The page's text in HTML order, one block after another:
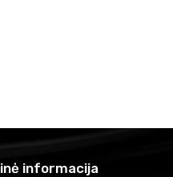
informacija